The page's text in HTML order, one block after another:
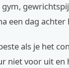
gym,
een dag
als je het
niet voor uit en